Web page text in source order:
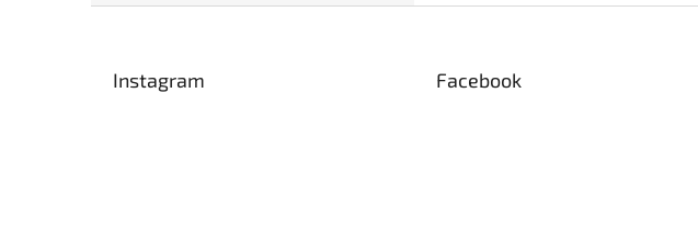
Instagram Facebook